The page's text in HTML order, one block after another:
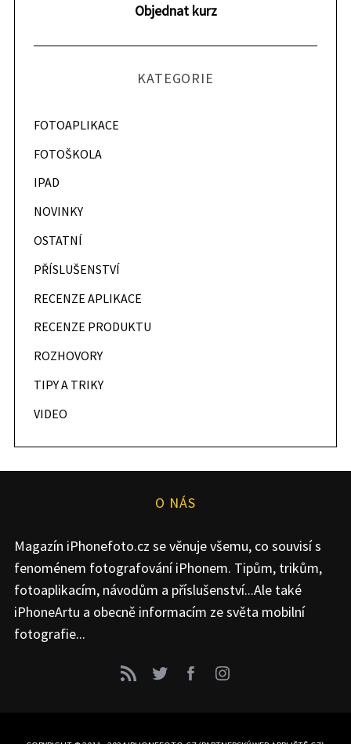
Objednat kurz
KATEGORIE
FOTOAPLIKACE
FOTOŠKOLA
IPAD
NOVINKY
OSTATNÍ
PŘÍSLUŠENSTVÍ
RECENZE APLIKACE
RECENZE PRODUKTU
ROZHOVORY
TIPY A TRIKY
VIDEO
O NÁS
Magazín iPhonefoto.cz se věnuje všemu, co souvisí s
fenoménem fotografování iPhonem. Tipům, trikům,
fotoaplikacím, návodům a příslušenství...Ale také
iPhoneArtu a obecně informacím ze světa mobilní
fotografie...